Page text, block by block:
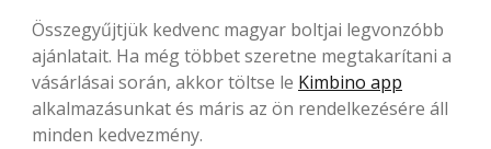
Összegyűjtjük kedvenc magyar boltjai legvonzóbb
ajánlatait. Ha még többet szeretne megtakarítani a
vásárlásai során, akkor töltse le Kimbino app
alkalmazásunkat és máris az ön rendelkezésére áll
minden kedvezmény.